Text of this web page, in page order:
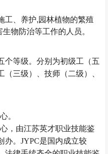
工、养护,园林植物的繁殖
生物防治等工作的人员。
个等级。分别为初级工（五
三级）、技师（二级）、
。
，由江苏英才职业技能鉴
办。JYPC是国内成立较